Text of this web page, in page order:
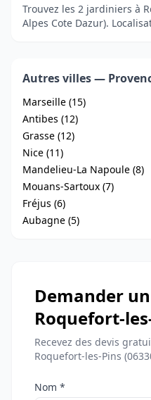
Trouvez les 2 jardiniers à
Alpes Cote Dazur).
Autres villes —
Marseille (15)
Antibes (12)
Grasse (12)
Nice (11)
Mandelieu-La Napoule (8)
Mouans-Sartoux (7)
Fréjus (6)
Aubagne (5)
Demander
Roquefort-
Recevez des devis
Roquefort-les-Pins
Nom *